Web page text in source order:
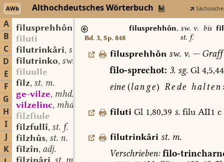
AWb Althochdeutsches Wörterbuch
A
B
C
D
E
F
G
H
I
J
K
filusprehhôn
sw. v.
filuti
filutrinkâri, st. m.
filutrinko, sw. m.
filuulle
filz, st. m.
ge-vilze, mhd. st. n.
vilzelinc, mhd. st. m.
filzfiule
filzfullî, st. f.
filzhûs, st. n.
filzîn, adj.
,
Bd. 3, Sp. 848
filusprehhôn, sw. v. bis
st. f.
filusprehhôn sw. v. —Graff
filo-sprechot: 3.sg.Gl4,5,44
eine(lange) Rede
filuti Gl 1,80,39 s. filu AII1 c
filutrinkâri st. m.
Verschrieben: filo-